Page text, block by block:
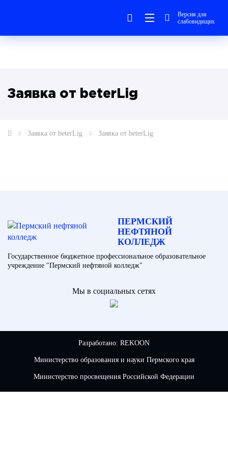
Версия для
слабовидящих
Заявка от beterLig
Заявка от beterLig Заявка от beterLig
ПЕРМСКИЙ
НЕФТЯНОЙ
КОЛЛЕДЖ
Государственное бюджетное профессиональное образовательное
учреждение "Пермский нефтяной колледж"
Мы в социальных сетях
Разработано: REKOON
Министерство образования и науки Пермского края
Министерство просвещения Российской Федерации